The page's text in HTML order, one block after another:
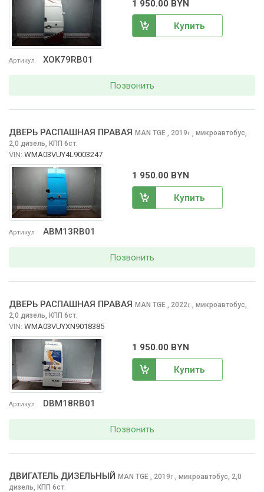
Артикул XOK79RB01
1 950.00 BYN
Купить
Позвонить
Артикул ABM13RB01
ДВЕРЬ РАСПАШНАЯ ПРАВАЯ MAN TGE , 2019г., микроавтобус,
2,0 дизель, КПП 6ст.
VIN: WMA03VUY4L9003247
1 950.00 BYN
Купить
Позвонить
Артикул DBM18RB01
ДВЕРЬ РАСПАШНАЯ ПРАВАЯ MAN TGE , 2022г., микроавтобус,
2,0 дизель, КПП 6ст.
VIN: WMA03VUYXN9018385
1 950.00 BYN
Купить
Позвонить
ДВИГАТЕЛЬ ДИЗЕЛЬНЫЙ MAN TGE , 2019г., микроавтобус, 2,0
дизель, КПП 6ст.